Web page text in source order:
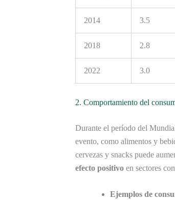
2014 3.5
2018 2.8
2022 3.0
2. Comportamiento del
Durante el período del
evento, como alimentos y
cervezas y snacks puede
efecto positivo en sectores
Ejemplos de